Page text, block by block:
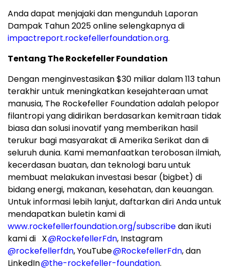
Anda dapat menjajaki dan mengunduh Laporan
Dampak Tahun 2025 online selengkapnya di
impactreport.rockefellerfoundation.org.
Tentang The Rockefeller Foundation
Dengan menginvestasikan $30 miliar dalam 113 tahun
terakhir untuk meningkatkan kesejahteraan umat
manusia, The Rockefeller Foundation adalah pelopor
filantropi yang didirikan berdasarkan kemitraan tidak
biasa dan solusi inovatif yang memberikan hasil
terukur bagi masyarakat di Amerika Serikat dan di
seluruh dunia. Kami memanfaatkan terobosan ilmiah,
kecerdasan buatan, dan teknologi baru untuk
membuat melakukan investasi besar (bigbet) di
bidang energi, makanan, kesehatan, dan keuangan.
Untuk informasi lebih lanjut, daftarkan diri Anda untuk
mendapatkan buletin kami di
www.rockefellerfoundation.org/subscribedan ikuti
kami di X@RockefellerFdn, Instagram
@rockefellerfdn, YouTube@RockefellerFdn, dan
LinkedIn@the-rockefeller-foundation.